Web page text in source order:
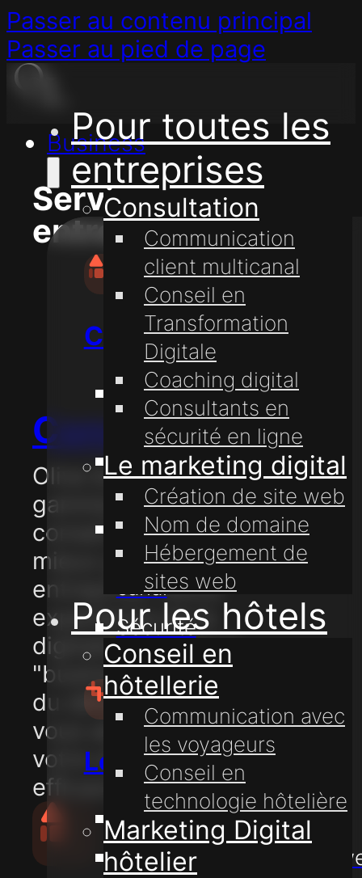
Passer au contenu principal
Passer au pied de page
Business
Conseil
Coaching
digital
Transformation
digitale
Communication
multi-
canal
Sécurité
en ligne
Le marketing digital
Création de site web
Hébergement de sites
Pour toutes les
entreprises
Consultation
Communication
client multicanal
Conseil en
Transformation
Digitale
Coaching digital
Consultants en
sécurité en ligne
Le marketing digital
Création de site web
Nom de domaine
Hébergement de
sites web
Pour les hôtels
Conseil en
hôtellerie
Communication avec
les voyageurs
Conseil en
technologie hôtelière
Marketing Digital
hôtelier
Services aux
entreprises
Consultation
Olive & Lake propose une
gamme de services de
conseil pour vous aider à
mieux gérer votre
entreprise. Notre
experience de la
digitalisation, de la
"business intelligence" et
du développement peut
vous aider à développer
votre entreprise plus
efficacement.